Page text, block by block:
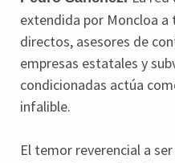
extendida por Moncloa
directos, asesores de
empresas estatales y
condicionadas actúa
infalible.
El temor reverencial a